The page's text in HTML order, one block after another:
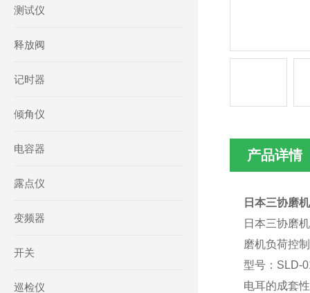
测试仪
释放阀
记时器
倾角仪
电容器
露点仪
变频器
开关
巡检仪
产品详情
日本三协磨
日本三协磨
磨机负荷控
型号：SLD-
电耳的成套